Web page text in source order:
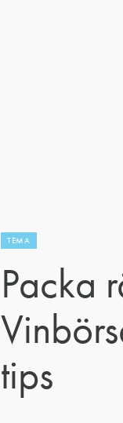
TEMA
Packa
tips